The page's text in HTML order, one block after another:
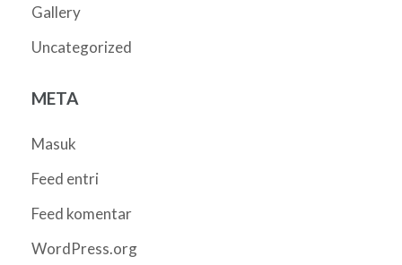
Gallery
Uncategorized
META
Masuk
Feed entri
Feed komentar
WordPress.org